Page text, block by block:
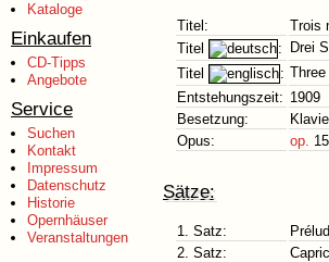
Kataloge
Einkaufen
CD-Tipps
Angebote
Service
Suchen
Kontakt
Impressum
Datenschutz
Historie
Opernhäuser
Veranstaltungen
Titel:
Trois
Titel
:
Drei
Titel
:
Entstehungszeit: 1909
Besetzung:
Opus:
op. 15
Sätze:
1. Satz:
2. Satz: